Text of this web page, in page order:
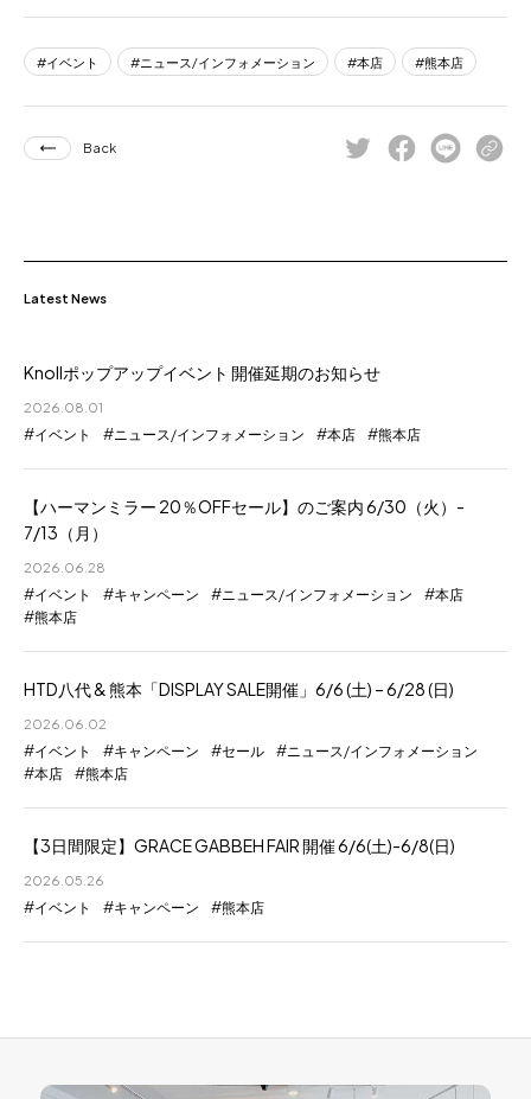
イベント ニュース/インフォメーション 本店 熊本店
Back
Latest News
Knollポップアップイベント 開催延期のお知らせ
2026.08.01
イベント ニュース/インフォメーション 本店 熊本店
【ハーマンミラー 20％OFFセール】のご案内 6/30（火）-
7/13（月）
2026.06.28
イベント キャンペーン ニュース/インフォメーション
本店
熊本店
HTD八代 & 熊本「DISPLAY SALE開催」6/6 (土) – 6/28 (日)
2026.06.02
イベント キャンペーン セール
ニュース/インフォメーション
本店
熊本店
【3日間限定】GRACE GABBEH FAIR 開催 6/6(土)-6/8(日)
2026.05.26
イベント キャンペーン 熊本店